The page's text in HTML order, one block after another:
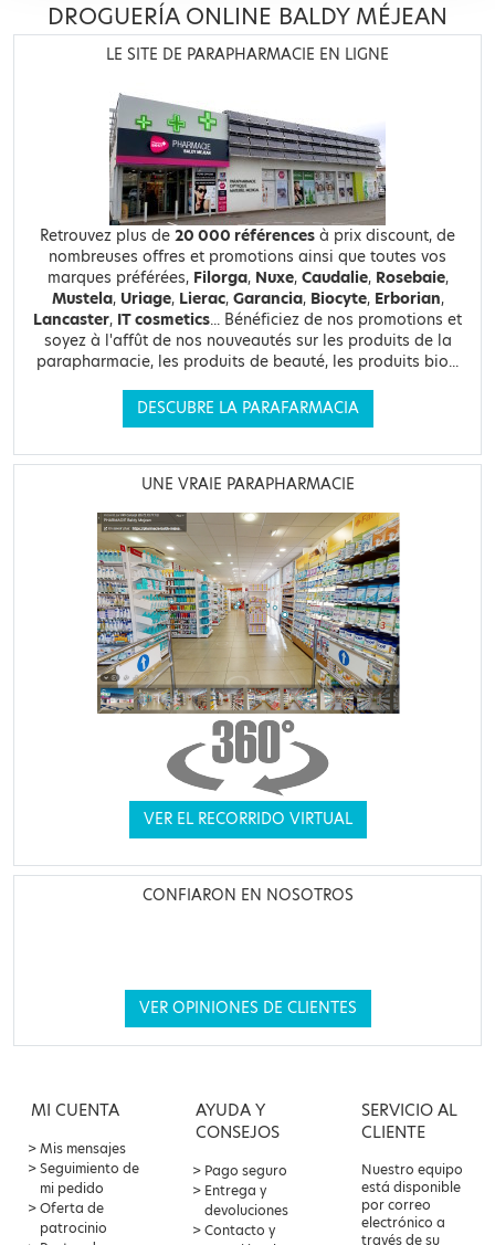
DROGUERÍA ONLINE BALDY MÉJEAN
LE SITE DE PARAPHARMACIE EN LIGNE
Retrouvez plus de 20 000 références à prix discount, de
nombreuses offres et promotions ainsi que toutes vos
marques préférées, Filorga, Nuxe, Caudalie, Rosebaie,
Mustela, Uriage, Lierac, Garancia, Biocyte, Erborian,
Lancaster, IT cosmetics... Bénéficiez de nos promotions et
soyez à l'affût de nos nouveautés sur les produits de la
parapharmacie, les produits de beauté, les produits bio...
DESCUBRE LA PARAFARMACIA
UNE VRAIE PARAPHARMACIE
VER EL RECORRIDO VIRTUAL
CONFIARON EN NOSOTROS
VER OPINIONES DE CLIENTES
MI CUENTA
Mis mensajes
Seguimiento de
mi pedido
Oferta de
patrocinio
AYUDA Y
CONSEJOS
Pago seguro
Entrega y
devoluciones
Contacto y
SERVICIO AL
CLIENTE
Nuestro equipo
está disponible
por correo
electrónico a
través de su